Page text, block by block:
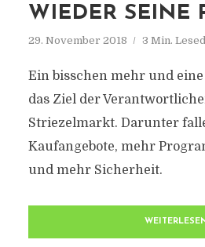
WIEDER SEINE
29. November 2018 3 Min.
Ein bisschen mehr und
das Ziel der
Striezelmarkt. Darunter
Kaufangebote, mehr
und mehr Sicherheit.